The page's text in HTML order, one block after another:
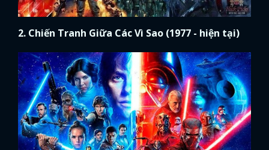
2. Chiến Tranh Giữa Các Vì Sao (1977 - hiện tại)